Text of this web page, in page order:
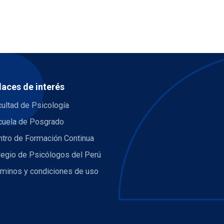
de interés
de Psicología
de Posgrado
de Formación Continua
de Psicólogos del Perú
y condiciones de uso